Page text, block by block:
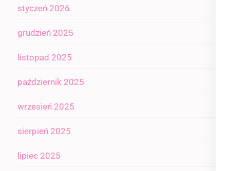
styczeń 2026
grudzień 2025
listopad 2025
październik 2025
wrzesień 2025
sierpień 2025
lipiec 2025